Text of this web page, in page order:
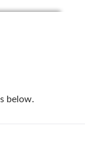
below.